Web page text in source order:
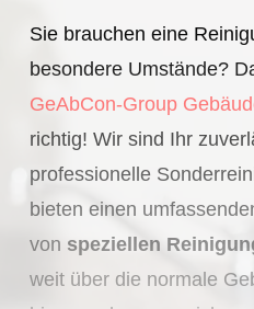
Sie brauchen eine
besondere Umstände?
GeAbCon-Group
richtig! Wir sind Ihr
professionelle
bieten einen
von speziellen
weit über die normale